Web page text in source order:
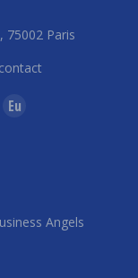
75002 Paris
Euroquity
window
Angels